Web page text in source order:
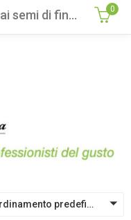
Taralli extralarghi ai semi di finocchio 350gr 0
Ordinamento predefinito